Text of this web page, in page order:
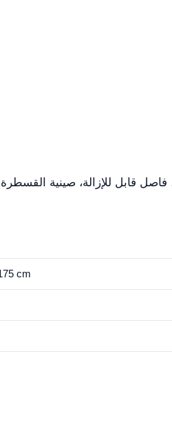
فاصل قابل للإزالة، صينية
cm